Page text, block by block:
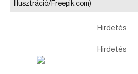
Illusztráció/Freepik.com)
Hirdetés
Hirdetés